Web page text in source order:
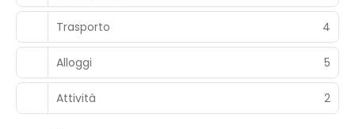
Trasporto 4
Alloggi 5
Attività 2